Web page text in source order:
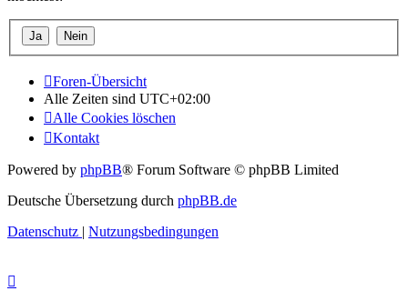
Foren-Übersicht
Alle Zeiten sind UTC+02:00
Alle Cookies löschen
Kontakt
Powered by phpBB® Forum Software © phpBB Limited
Deutsche Übersetzung durch phpBB.de
Datenschutz | Nutzungsbedingungen